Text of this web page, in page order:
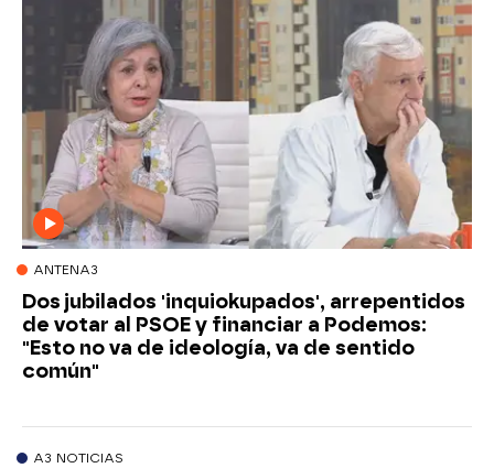
ANTENA3
Dos jubilados 'inquiokupados', arrepentidos
de votar al PSOE y financiar a Podemos:
"Esto no va de ideología, va de sentido
común"
A3 NOTICIAS